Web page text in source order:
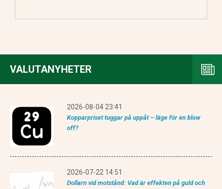
VALUTANYHETER
2026-08-04 23:41
Kopparpriset tuggar på uppåt – läge för en blow
off?
2026-07-22 14:51
Dollarn vid motstånd: Vad är effekten på guld och